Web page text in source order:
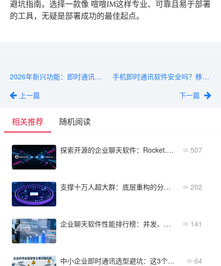
避坑指南。选择一款像 喧喧IM这样专业、可靠且易于部署
的工具，无疑是部署成功的最佳起点。
2026年新兴功能：即时通讯软件有哪些AI能力值得关注？
上一篇
手机即时通讯软件安全吗？移动端加密、防截屏、远程擦除实测
下一篇
相关推荐 随机阅读
探索开源的企业聊天软件：Rocket.Chat与Mattermost深度对比 507
支撑十万人超大群：底层重构的分布式高可用IM群聊软件 202
企业聊天软件性能排行榜：并发、延迟、稳定性 141
中小企业即时通讯选型避坑：这3个误区一定要注意 64